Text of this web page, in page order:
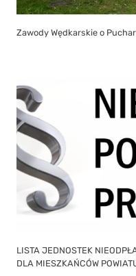
Zawody Wędkarskie o
LISTA JEDNOSTEK
DLA MIESZKAŃCÓW